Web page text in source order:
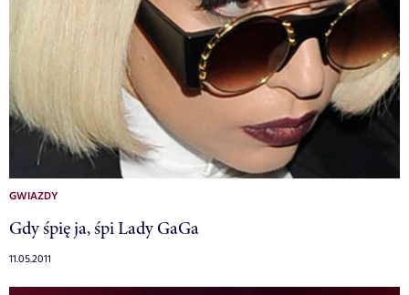
GWIAZDY
Gdy śpię ja, śpi Lady GaGa
11.05.2011